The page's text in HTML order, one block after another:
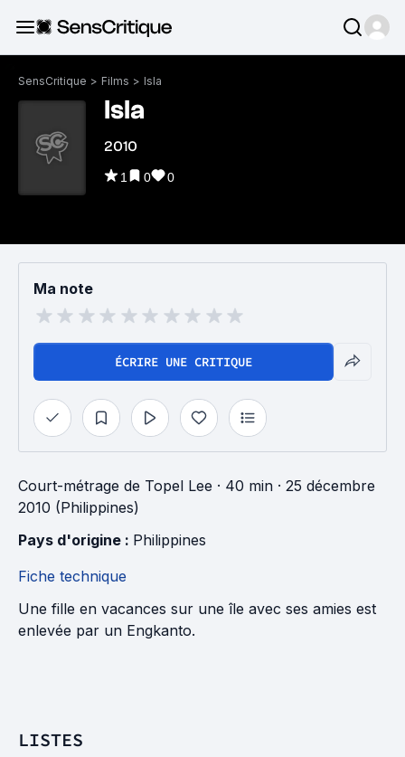
SensCritique > Films > Isla
Isla
2010
1 0 0
Ma note
ÉCRIRE UNE CRITIQUE
Court-métrage de Topel Lee · 40 min · 25 décembre
2010 (Philippines)
Pays d'origine : Philippines
Fiche technique
Une fille en vacances sur une île avec ses amies est
enlevée par un Engkanto.
LISTES